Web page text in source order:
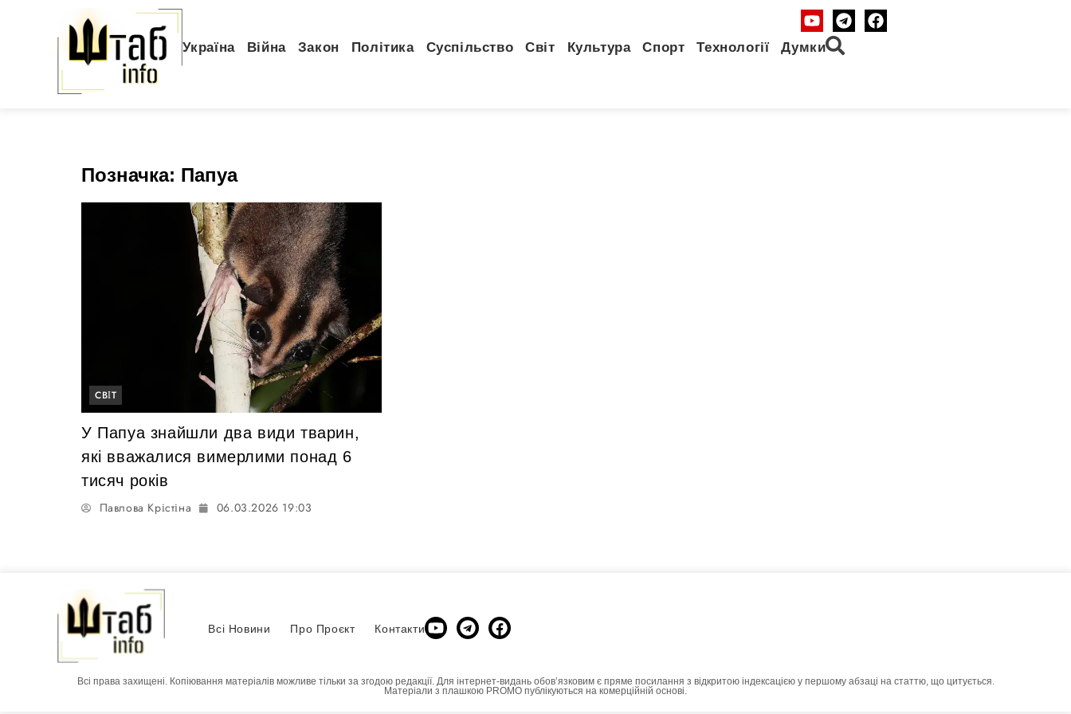
Україна Війна Закон Політика Суспільство Світ Культура Спорт Технології Думки
Позначка: Папуа
СВІТ
У Папуа знайшли два види тварин,
які вважалися вимерлими понад 6
тисяч років
Павлова Крістіна 06.03.2026 19:03
Всі Новини Про Проєкт Контакти
Всі права захищені. Копіювання матеріалів можливе тільки за згодою редакції. Для інтернет-видань обовʼязковим є пряме посилання з відкритою індексацією у першому абзаці на статтю, що цитується.
Матеріали з плашкою PROMO публікуються на комерційній основі.